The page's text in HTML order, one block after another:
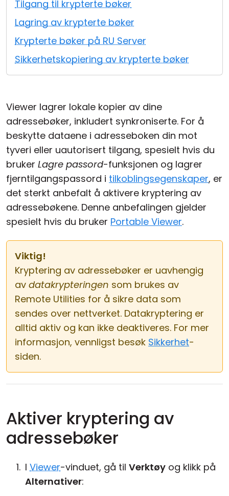
Tilgang til krypterte bøker
Lagring av krypterte bøker
Krypterte bøker på RU Server
Sikkerhetskopiering av krypterte bøker
Viewer lagrer lokale kopier av dine
adressebøker, inkludert synkroniserte. For å
beskytte dataene i adresseboken din mot
tyveri eller uautorisert tilgang, spesielt hvis du
bruker Lagre passord-funksjonen og lagrer
fjerntilgangspassord i tilkoblingsegenskaper, er
det sterkt anbefalt å aktivere kryptering av
adressebøkene. Denne anbefalingen gjelder
spesielt hvis du bruker Portable Viewer.
Viktig!
Kryptering av adressebøker er uavhengig
av datakrypteringen som brukes av
Remote Utilities for å sikre data som
sendes over nettverket. Datakryptering er
alltid aktiv og kan ikke deaktiveres. For mer
informasjon, vennligst besøk Sikkerhet-
siden.
Aktiver kryptering av
adressebøker
I Viewer-vinduet, gå til Verktøy og klikk på
Alternativer:
Sky- og lokal installasjon